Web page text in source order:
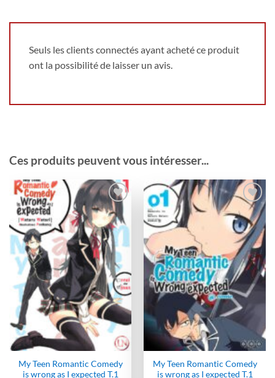
Seuls les clients connectés ayant acheté ce produit
ont la possibilité de laisser un avis.
Ces produits peuvent vous intéresser...
Ajouter
à la
wishlist
My Teen Romantic Comedy
is wrong as I expected T.1
Ajouter
à la
wishlist
My Teen Romantic Comedy
is wrong as I expected T.1